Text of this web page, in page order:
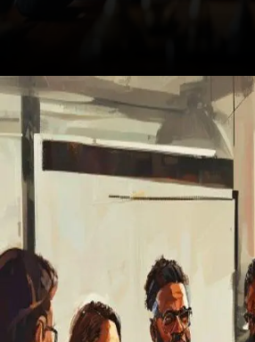
Openinghttps://ademilsoncs.adv.br/